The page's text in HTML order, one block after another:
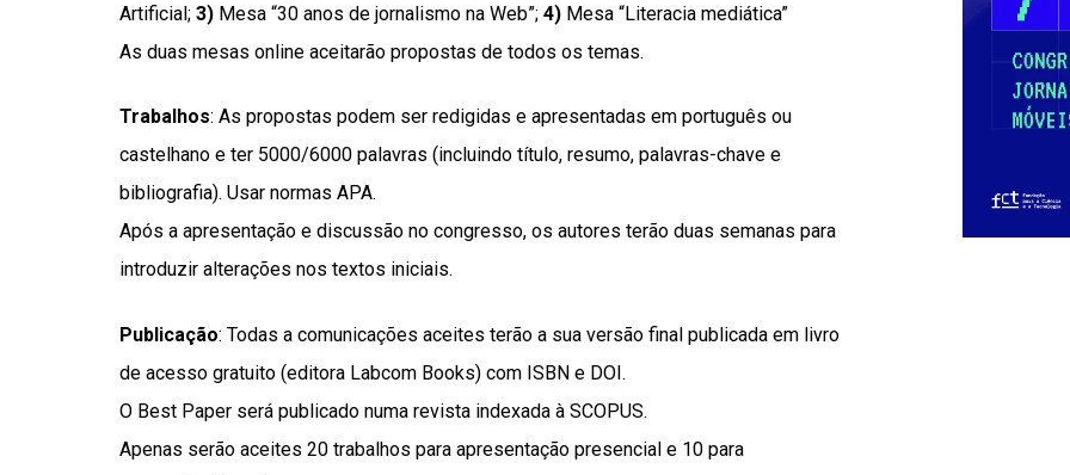
Artificial; 3) Mesa “30 anos de jornalismo na Web”; 4) Mesa “Literacia mediática”
As duas mesas online aceitarão propostas de todos os temas.
Trabalhos: As propostas podem ser redigidas e apresentadas em português ou
castelhano e ter 5000/6000 palavras (incluindo título, resumo, palavras-chave e
bibliografia). Usar normas APA.
Após a apresentação e discussão no congresso, os autores terão duas semanas para
introduzir alterações nos textos iniciais.
Publicação: Todas a comunicações aceites terão a sua versão final publicada em livro
de acesso gratuito (editora Labcom Books) com ISBN e DOI.
O Best Paper será publicado numa revista indexada à SCOPUS.
Apenas serão aceites 20 trabalhos para apresentação presencial e 10 para